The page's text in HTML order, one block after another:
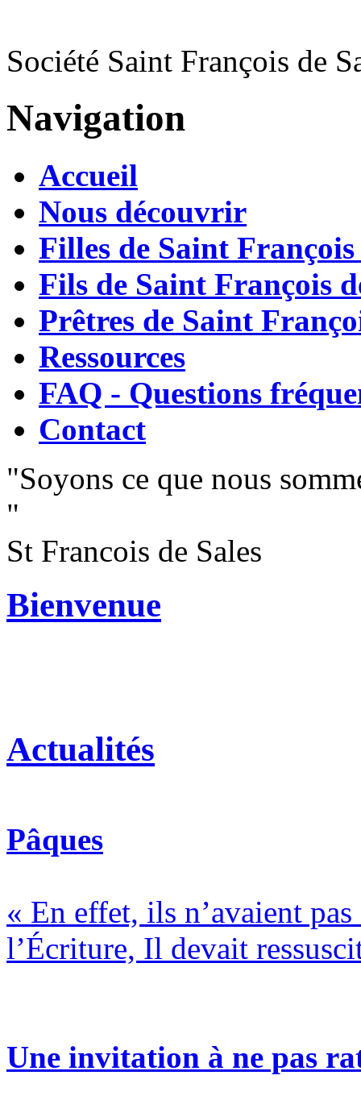
Société Saint François de
Navigation
Accueil
Nous découvrir
Filles de Saint François
Fils de Saint François
Prêtres de Saint
Ressources
FAQ - Questions
Contact
"Soyons ce que nous
"
St Francois de Sales
Bienvenue
Actualités
Pâques
« En effet, ils n’avaient
l’Écriture, Il devait
Une invitation à ne pas